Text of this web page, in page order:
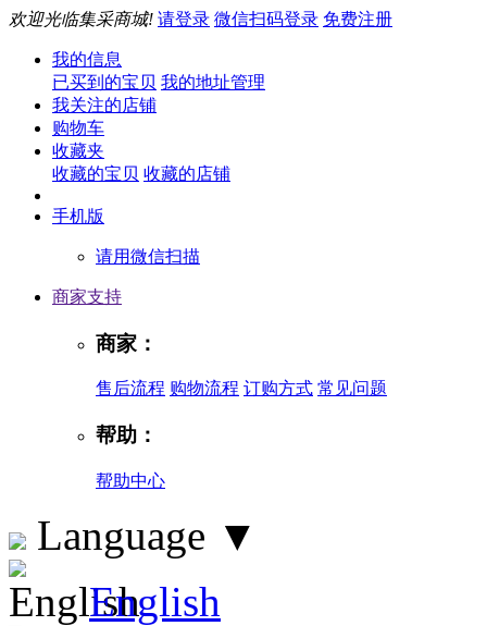
欢迎光临集采商城! 请登录 微信扫码登录 免费注册
我的信息
已买到的宝贝 我的地址管理
我关注的店铺
购物车
收藏夹
收藏的宝贝 收藏的店铺
手机版
请用微信扫描
商家支持
商家：
售后流程 购物流程 订购方式 常见问题
帮助：
帮助中心
Language ▼
English